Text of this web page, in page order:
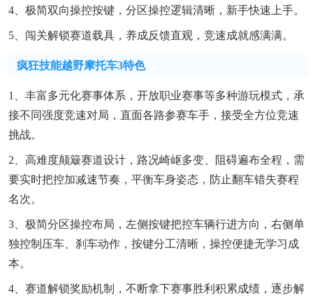
4、极简双向操控按键，分区操控逻辑清晰，新手快速上手。
5、闯关解锁赛道载具，养成反馈直观，竞速成就感满满。
疯狂技能越野摩托车3特色
1、丰富多元化赛事体系，开放职业赛事等多种游玩模式，承
接不同强度竞速对局，直面各路参赛车手，接受全方位竞速
挑战。
2、高难度颠簸赛道设计，路况崎岖多变、阻碍遍布全程，需
要实时把控加减速节奏，平衡车身姿态，防止翻车错失赛程
名次。
3、极简分区操控布局，左侧按键把控车辆行进方向，右侧单
独控制压车、刹车动作，按键分工清晰，操控便捷无学习成
本。
4、赛道解锁奖励机制，不断拿下赛事胜利积累成绩，逐步解